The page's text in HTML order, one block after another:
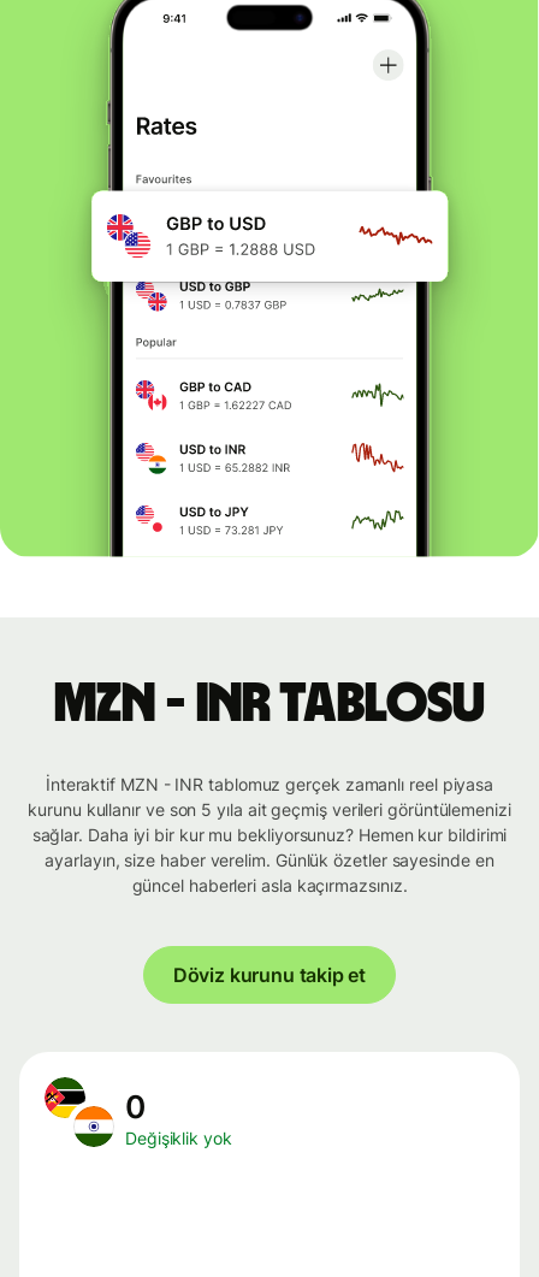
MZN - INR tablosu
İnteraktif MZN - INR tablomuz gerçek zamanlı reel piyasa
kurunu kullanır ve son 5 yıla ait geçmiş verileri görüntülemenizi
sağlar. Daha iyi bir kur mu bekliyorsunuz? Hemen kur bildirimi
ayarlayın, size haber verelim. Günlük özetler sayesinde en
güncel haberleri asla kaçırmazsınız.
Döviz kurunu takip et
0
Değişiklik yok